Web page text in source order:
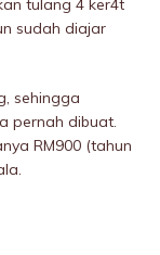
tuIang 4 ker4t
sudah diajar
sehingga
pernah dibuat.
RM900 (tahun